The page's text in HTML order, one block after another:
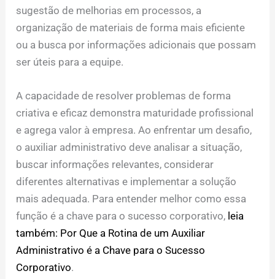
sugestão de melhorias em processos, a
organização de materiais de forma mais eficiente
ou a busca por informações adicionais que possam
ser úteis para a equipe.
A capacidade de resolver problemas de forma
criativa e eficaz demonstra maturidade profissional
e agrega valor à empresa. Ao enfrentar um desafio,
o auxiliar administrativo deve analisar a situação,
buscar informações relevantes, considerar
diferentes alternativas e implementar a solução
mais adequada. Para entender melhor como essa
função é a chave para o sucesso corporativo, leia
também: Por Que a Rotina de um Auxiliar
Administrativo é a Chave para o Sucesso
Corporativo.